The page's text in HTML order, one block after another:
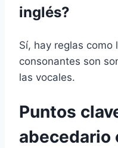
inglés?
Sí, hay reglas como
consonantes son
las vocales.
Puntos
abecedario